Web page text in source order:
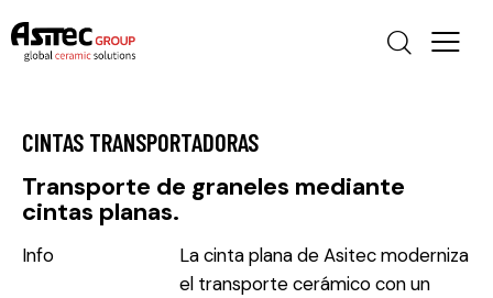
CINTAS TRANSPORTADORAS
Transporte de graneles mediante
cintas planas.
Info
La cinta plana de Asitec moderniza
el transporte cerámico con un